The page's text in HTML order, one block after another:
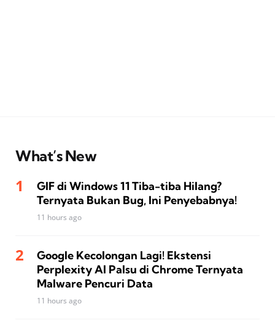
What’s New
GIF di Windows 11 Tiba-tiba Hilang?
Ternyata Bukan Bug, Ini Penyebabnya!
11 hours ago
Google Kecolongan Lagi! Ekstensi
Perplexity AI Palsu di Chrome Ternyata
Malware Pencuri Data
11 hours ago